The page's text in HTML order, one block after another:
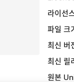
라이선
파일 크
최신 버
최신 릴
원본